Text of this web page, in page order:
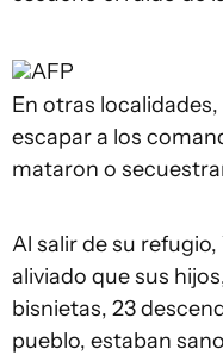
AFP
En otras
escapar a los
mataron o
Al salir de su
aliviado que sus
bisnietas, 23
pueblo, estaban